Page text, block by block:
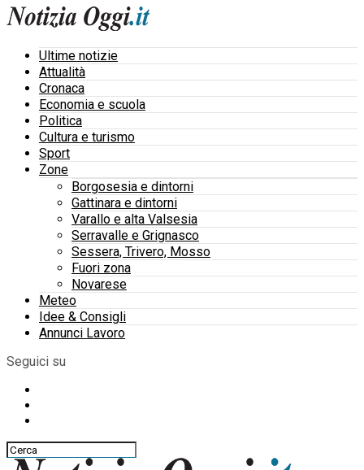
Ultime notizie
Attualità
Cronaca
Economia e scuola
Politica
Cultura e turismo
Sport
Zone
Borgosesia e dintorni
Gattinara e dintorni
Varallo e alta Valsesia
Serravalle e Grignasco
Sessera, Trivero, Mosso
Fuori zona
Novarese
Meteo
Idee & Consigli
Annunci Lavoro
Seguici su